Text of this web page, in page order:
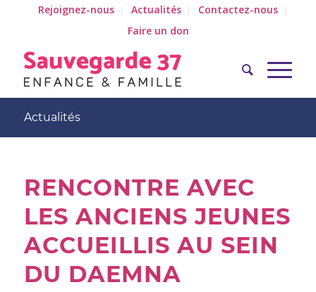
Rejoignez-nous Actualités
Contactez-nous
Faire un don
Actualités
RENCONTRE AVEC
LES ANCIENS JEUNES
ACCUEILLIS AU SEIN
DU DAEMNA